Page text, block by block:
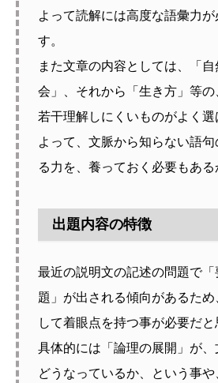
よって読解には高度な語彙力が
す。
また文章の内容としては、「
会」、それから「生き方」等の
若干理解しにくいものがよく選
よって、文脈から知らない語
る力を、養っておく必要もある
出題内容の特徴
最近の説明文の記述の問題で
題」が出される傾向があるた
して着眼点を持つ事が必要だと
具体的には「論理の展開」が
どうなっているか、という事や